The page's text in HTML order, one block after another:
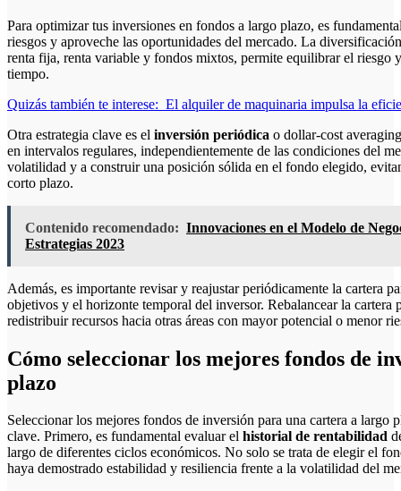
Para optimizar tus inversiones en fondos a largo plazo, es
riesgos y aproveche las oportunidades del mercado. La
renta fija, renta variable y fondos mixtos, permite equilibrar el riesgo
tiempo.
Quizás también te interese: El alquiler de maquinaria impulsa la
Otra estrategia clave es el inversión periódica o dollar-cost
en intervalos regulares, independientemente de las condiciones del
volatilidad y a construir una posición sólida en el fondo elegido,
corto plazo.
Contenido recomendado: Innovaciones en el Modelo de
Estrategias 2023
Además, es importante revisar y reajustar periódicamente la cartera
objetivos y el horizonte temporal del inversor. Rebalancear la cartera
redistribuir recursos hacia otras áreas con mayor potencial o menor
Cómo seleccionar los mejores fondos de
plazo
Seleccionar los mejores fondos de inversión para una cartera a largo
clave. Primero, es fundamental evaluar el historial de rentabilidad
largo de diferentes ciclos económicos. No solo se trata de elegir el
haya demostrado estabilidad y resiliencia frente a la volatilidad del